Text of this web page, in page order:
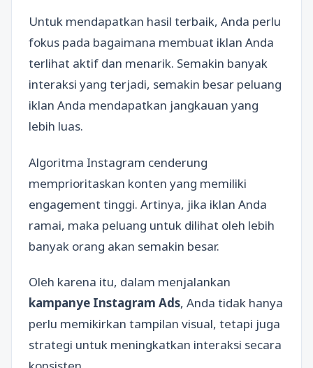
Untuk mendapatkan hasil terbaik, Anda perlu
fokus pada bagaimana membuat iklan Anda
terlihat aktif dan menarik. Semakin banyak
interaksi yang terjadi, semakin besar peluang
iklan Anda mendapatkan jangkauan yang
lebih luas.
Algoritma Instagram cenderung
memprioritaskan konten yang memiliki
engagement tinggi. Artinya, jika iklan Anda
ramai, maka peluang untuk dilihat oleh lebih
banyak orang akan semakin besar.
Oleh karena itu, dalam menjalankan
kampanye Instagram Ads, Anda tidak hanya
perlu memikirkan tampilan visual, tetapi juga
strategi untuk meningkatkan interaksi secara